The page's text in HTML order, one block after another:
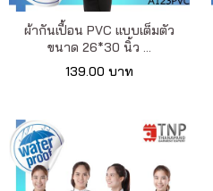
เนื้อหา
เกี่ยว
ติดต่อ
เรา
ผ้ากันเปื้อน PVC แบบเต็มตัว
ขนาด 26*30 นิ้ว ...
139.00 บาท